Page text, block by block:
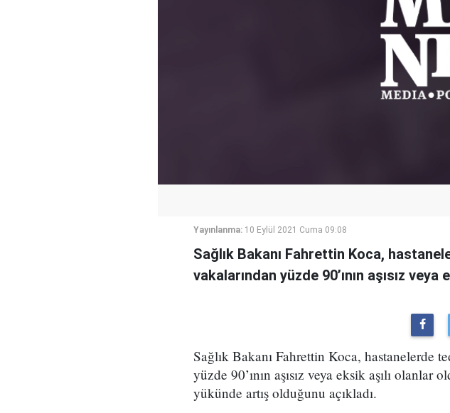
Yayınlanma: 10 Eylül 2021 Cuma 09:08
Sağlık Bakanı Fahrettin Koca,
vakalarından yüzde 90’ının aşısız
Sağlık Bakanı Fahrettin Koca, hastanelerde
yüzde 90’ının aşısız veya eksik aşılı
yükünde artış olduğunu açıkladı.